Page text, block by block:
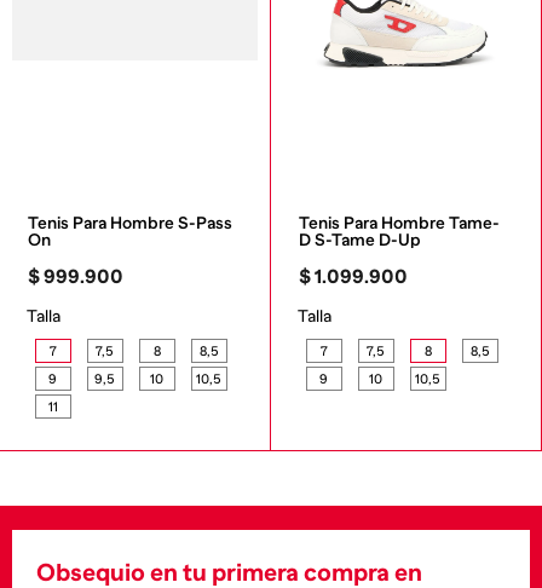
Tenis Para Hombre S-Pass
On
$999.900
Talla
7 7,5 8
8,5
9
9,5 10
10,5
11
Tenis Para Hombre Tame-
D S-Tame D-Up
$1.099.900
Talla
7 7,5 8
8,5
9
10 10,5
Obsequio en tu primera compra en